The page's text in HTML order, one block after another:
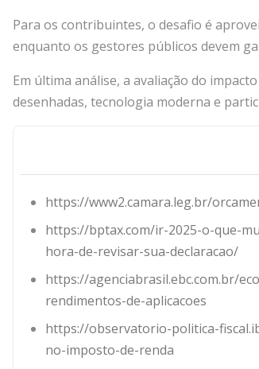
Para os contribuintes, o desafio é
enquanto os gestores públicos devem
Em última análise, a avaliação do
desenhadas, tecnologia moderna e
https://www2.camara.leg.br/
https://bptax.com/ir-2025-o-que-
hora-de-revisar-sua-declaracao/
https://agenciabrasil.ebc.com.br/
rendimentos-de-aplicacoes
https://observatorio-politica-
no-imposto-de-renda